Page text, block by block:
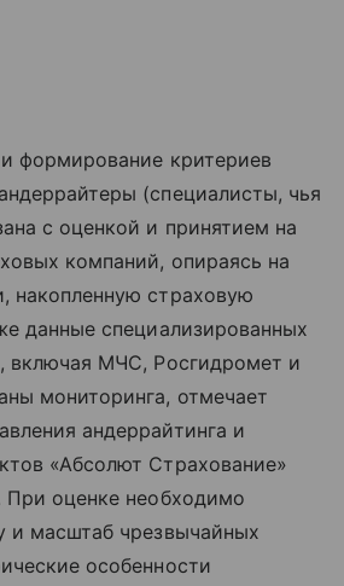
формирование критериев
(специалисты, чья
с оценкой и принятием на
компаний, опираясь на
накопленную страховую
данные специализированных
включая МЧС, Росгидромет и
мониторинга, отмечает
андеррайтинга и
«Абсолют Страхование»
При оценке необходимо
и масштаб чрезвычайных
особенности